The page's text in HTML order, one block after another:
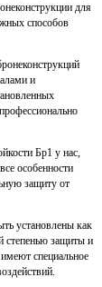
для
способов
и
Бр1 у нас,
особенности
защиту от
установлены как
степенью защиты и
специальное